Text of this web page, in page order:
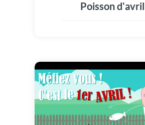
Poisson d'avril